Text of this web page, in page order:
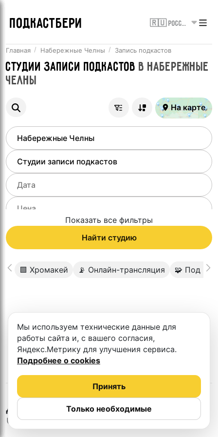
ПОДКАСТБЕРИ 🇷🇺 Россия
Главная Набережные Челны Запись подкастов
Студии записи подкастов в Набережные
Челны
На карте
Показать все фильтры
Найти студию
🟩 Хромакей 📡 Онлайн-трансляция 🧩 Под
студии
Другие студии в Набережные
Челны
Мы используем технические данные для
работы сайта и, с вашего согласия,
Яндекс.Метрику для улучшения сервиса.
Подробнее о cookies
Только необходимые
Принять